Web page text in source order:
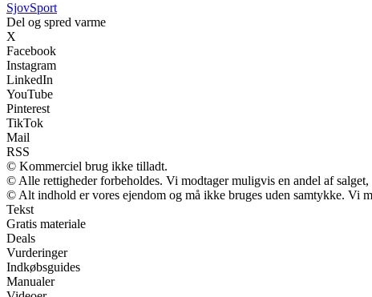
SjovSport
Del og spred varme
X
Facebook
Instagram
LinkedIn
YouTube
Pinterest
TikTok
Mail
RSS
© Kommerciel brug ikke tilladt.
© Alle rettigheder forbeholdes. Vi modtager muligvis en andel af
© Alt indhold er vores ejendom og må ikke bruges uden samtykke. Vi
Tekst
Gratis materiale
Deals
Vurderinger
Indkøbsguides
Manualer